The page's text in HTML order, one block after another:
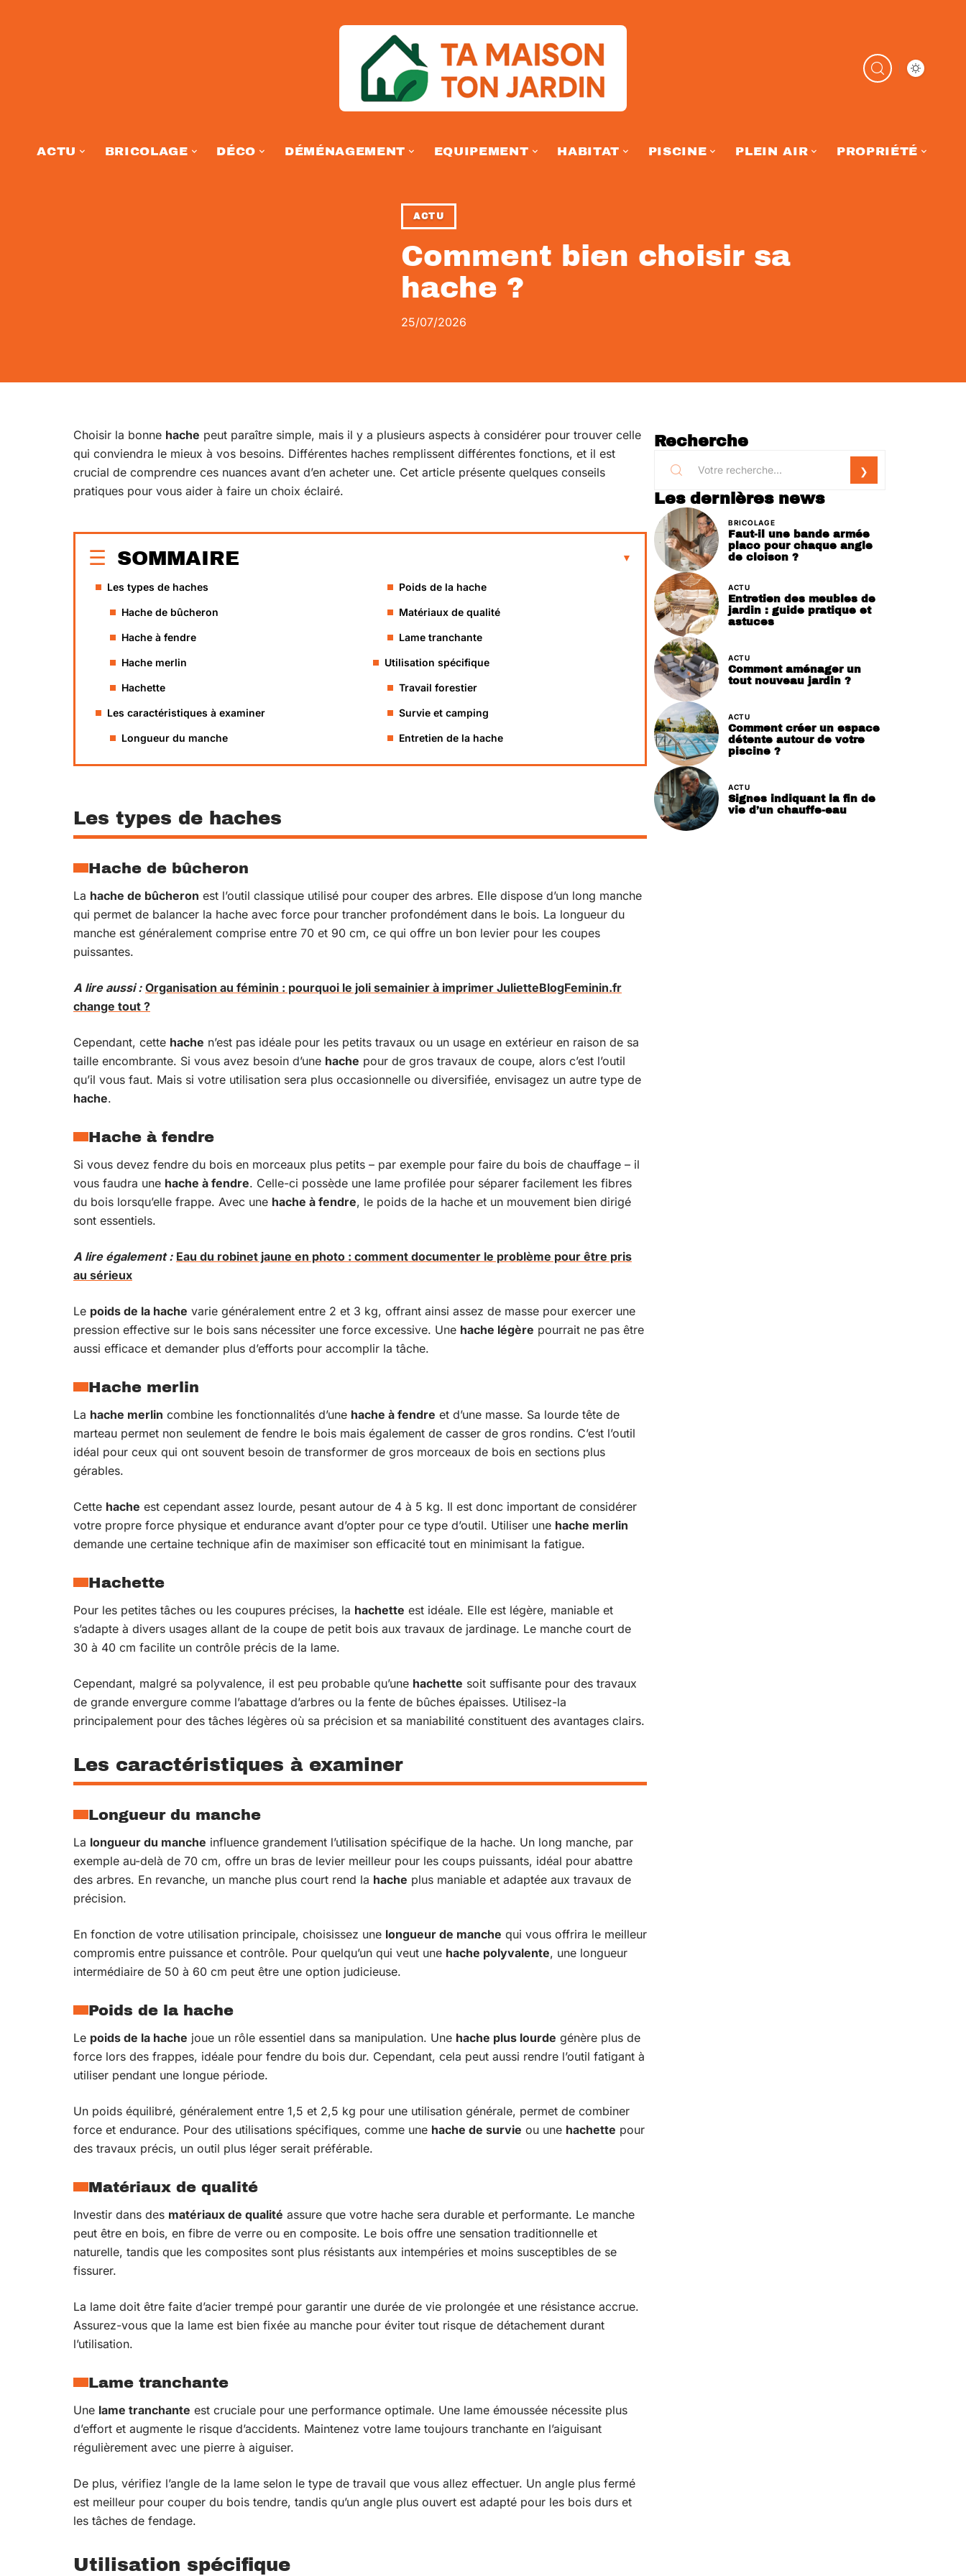
ACTU BRICOLAGE DÉCO DÉMÉNAGEMENT EQUIPEMENT HABITAT PISCINE PLEIN AIR PROPRIÉTÉ
ACTU
Comment bien choisir sa
hache ?
25/07/2026
Choisir la bonne hache peut paraître simple, mais il y a plusieurs aspects à considérer pour trouver celle
qui conviendra le mieux à vos besoins. Différentes haches remplissent différentes fonctions, et il est
crucial de comprendre ces nuances avant d’en acheter une. Cet article présente quelques conseils
pratiques pour vous aider à faire un choix éclairé.
SOMMAIRE
Les types de haches
Hache de bûcheron
Hache à fendre
Hache merlin
Hachette
Les caractéristiques à examiner
Longueur du manche
Poids de la hache
Matériaux de qualité
Lame tranchante
Utilisation spécifique
Travail forestier
Survie et camping
Entretien de la hache
Les types de haches
Hache de bûcheron
La hache de bûcheron est l’outil classique utilisé pour couper des arbres. Elle dispose d’un long manche
qui permet de balancer la hache avec force pour trancher profondément dans le bois. La longueur du
manche est généralement comprise entre 70 et 90 cm, ce qui offre un bon levier pour les coupes
puissantes.
A lire aussi : Organisation au féminin : pourquoi le joli semainier à imprimer JulietteBlogFeminin.fr
change tout ?
Cependant, cette hache n’est pas idéale pour les petits travaux ou un usage en extérieur en raison de sa
taille encombrante. Si vous avez besoin d’une hache pour de gros travaux de coupe, alors c’est l’outil
qu’il vous faut. Mais si votre utilisation sera plus occasionnelle ou diversifiée, envisagez un autre type de
hache.
Hache à fendre
Si vous devez fendre du bois en morceaux plus petits – par exemple pour faire du bois de chauffage – il
vous faudra une hache à fendre. Celle-ci possède une lame profilée pour séparer facilement les fibres
du bois lorsqu’elle frappe. Avec une hache à fendre, le poids de la hache et un mouvement bien dirigé
sont essentiels.
A lire également : Eau du robinet jaune en photo : comment documenter le problème pour être pris
au sérieux
Le poids de la hache varie généralement entre 2 et 3 kg, offrant ainsi assez de masse pour exercer une
pression effective sur le bois sans nécessiter une force excessive. Une hache légère pourrait ne pas être
aussi efficace et demander plus d’efforts pour accomplir la tâche.
Hache merlin
La hache merlin combine les fonctionnalités d’une hache à fendre et d’une masse. Sa lourde tête de
marteau permet non seulement de fendre le bois mais également de casser de gros rondins. C’est l’outil
idéal pour ceux qui ont souvent besoin de transformer de gros morceaux de bois en sections plus
gérables.
Cette hache est cependant assez lourde, pesant autour de 4 à 5 kg. Il est donc important de considérer
votre propre force physique et endurance avant d’opter pour ce type d’outil. Utiliser une hache merlin
demande une certaine technique afin de maximiser son efficacité tout en minimisant la fatigue.
Hachette
Pour les petites tâches ou les coupures précises, la hachette est idéale. Elle est légère, maniable et
s’adapte à divers usages allant de la coupe de petit bois aux travaux de jardinage. Le manche court de
30 à 40 cm facilite un contrôle précis de la lame.
Cependant, malgré sa polyvalence, il est peu probable qu’une hachette soit suffisante pour des travaux
de grande envergure comme l’abattage d’arbres ou la fente de bûches épaisses. Utilisez-la
principalement pour des tâches légères où sa précision et sa maniabilité constituent des avantages clairs.
Les caractéristiques à examiner
Longueur du manche
La longueur du manche influence grandement l’utilisation spécifique de la hache. Un long manche, par
exemple au-delà de 70 cm, offre un bras de levier meilleur pour les coups puissants, idéal pour abattre
des arbres. En revanche, un manche plus court rend la hache plus maniable et adaptée aux travaux de
précision.
En fonction de votre utilisation principale, choisissez une longueur de manche qui vous offrira le meilleur
compromis entre puissance et contrôle. Pour quelqu’un qui veut une hache polyvalente, une longueur
intermédiaire de 50 à 60 cm peut être une option judicieuse.
Poids de la hache
Le poids de la hache joue un rôle essentiel dans sa manipulation. Une hache plus lourde génère plus de
force lors des frappes, idéale pour fendre du bois dur. Cependant, cela peut aussi rendre l’outil fatigant à
utiliser pendant une longue période.
Un poids équilibré, généralement entre 1,5 et 2,5 kg pour une utilisation générale, permet de combiner
force et endurance. Pour des utilisations spécifiques, comme une hache de survie ou une hachette pour
des travaux précis, un outil plus léger serait préférable.
Matériaux de qualité
Investir dans des matériaux de qualité assure que votre hache sera durable et performante. Le manche
peut être en bois, en fibre de verre ou en composite. Le bois offre une sensation traditionnelle et
naturelle, tandis que les composites sont plus résistants aux intempéries et moins susceptibles de se
fissurer.
La lame doit être faite d’acier trempé pour garantir une durée de vie prolongée et une résistance accrue.
Assurez-vous que la lame est bien fixée au manche pour éviter tout risque de détachement durant
l’utilisation.
Lame tranchante
Une lame tranchante est cruciale pour une performance optimale. Une lame émoussée nécessite plus
d’effort et augmente le risque d’accidents. Maintenez votre lame toujours tranchante en l’aiguisant
régulièrement avec une pierre à aiguiser.
De plus, vérifiez l’angle de la lame selon le type de travail que vous allez effectuer. Un angle plus fermé
est meilleur pour couper du bois tendre, tandis qu’un angle plus ouvert est adapté pour les bois durs et
les tâches de fendage.
Utilisation spécifique
Recherche
Les dernières news
BRICOLAGE
Faut-il une bande armée
placo pour chaque angle
de cloison ?
ACTU
Entretien des meubles de
jardin : guide pratique et
astuces
ACTU
Comment aménager un
tout nouveau jardin ?
ACTU
Comment créer un espace
détente autour de votre
piscine ?
ACTU
Signes indiquant la fin de
vie d’un chauffe-eau